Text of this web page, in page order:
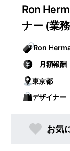
Ron
ナー (業
月額報酬
東京都
デザイナー
お気